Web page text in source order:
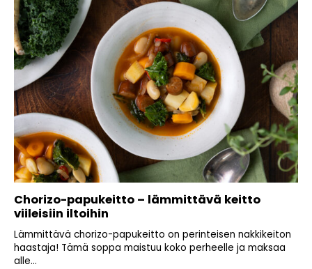
Chorizo-papukeitto – lämmittävä keitto
viileisiin iltoihin
Lämmittävä chorizo-papukeitto on perinteisen nakkikeiton
haastaja! Tämä soppa maistuu koko perheelle ja maksaa
alle...